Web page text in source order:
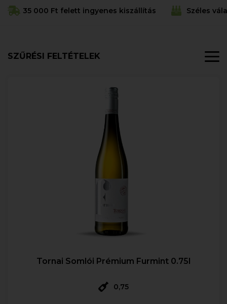
35 000 Ft felett ingyenes kiszállítás Széles
SZŰRÉSI FELTÉTELEK
Tornai Somlói Prémium Furmint 0.75l
0,75